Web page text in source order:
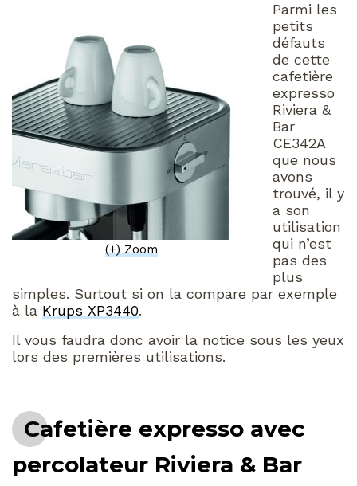
(+) Zoom
Parmi les
petits
défauts
de cette
cafetière
expresso
Riviera &
Bar
CE342A
que nous
avons
trouvé, il y
a son
utilisation
qui n’est
pas des
plus
simples. Surtout si on la compare par exemple
à la Krups XP3440.
Il vous faudra donc avoir la notice sous les yeux
lors des premières utilisations.
Cafetière expresso avec
percolateur Riviera & Bar